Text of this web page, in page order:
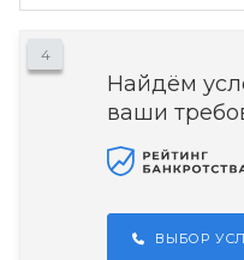
4
Найдём
ваши
ВЫБОР